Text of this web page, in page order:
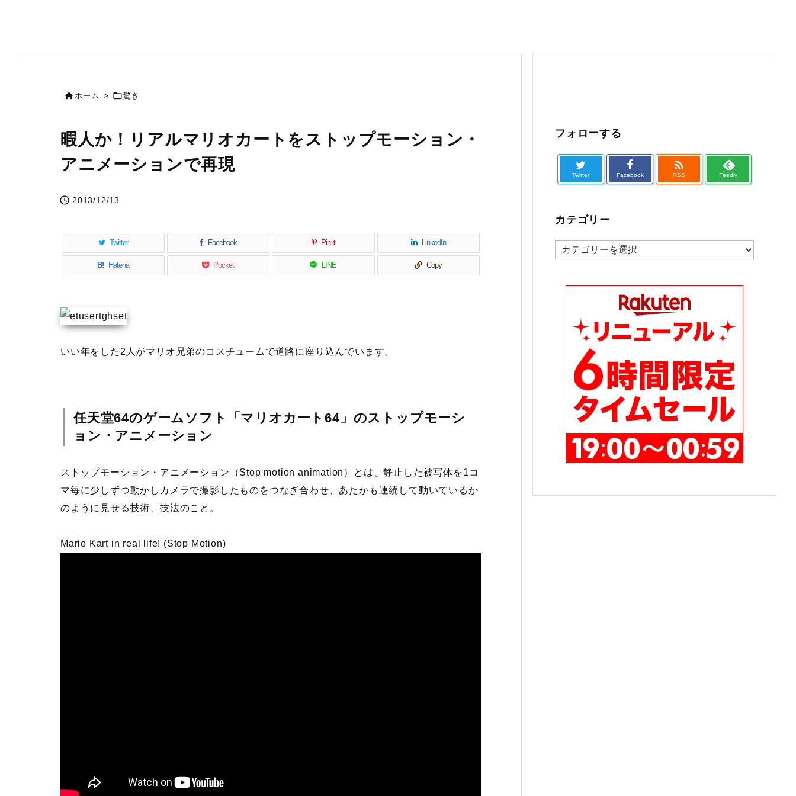
ホーム > 驚き
暇人か！リアルマリオカートをストップモーション・
アニメーションで再現
 2013/12/13
Twitter Facebook Pin it LinkedIn
B! Hatena Pocket LINE Copy
いい年をした2人がマリオ兄弟のコスチュームで道路に座り込んでいます。
任天堂64のゲームソフト「マリオカート64」のストップモーシ
ョン・アニメーション
ストップモーション・アニメーション（Stop motion animation）とは、静止した被写体を1コ
マ毎に少しずつ動かしカメラで撮影したものをつなぎ合わせ、あたかも連続して動いているか
のように見せる技術、技法のこと。
Mario Kart in real life! (Stop Motion)
フォローする
Twitter Facebook

RSS Feedly
カテゴリー
カ